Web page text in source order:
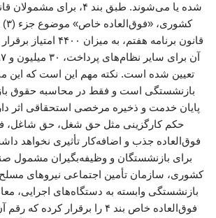
شده یا می‌شوند. طبق بند ۴،
قانون برنامه هفتم، به
تعیین شده است. نکته مهم این است که این
بازنشستگی است و فقط در محاسبه حقوق
پایان خدمت و ذخیره مرخصی استحقاقی اثر
حکم کارگزینی مثل حق شغل، حق شاغل،
برای بازنشستگان و وظیفه‌بگیران مشمول
کشوری، سازمان تأمین اجتماعی نیروهای